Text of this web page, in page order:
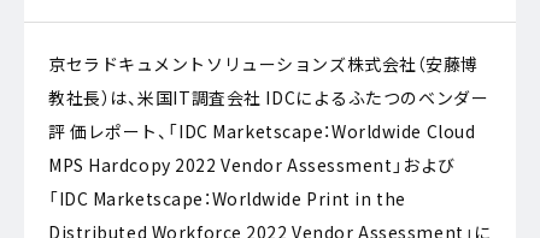
京セラドキュメントソリューションズ株式会社（安藤博
教社長）は、米国IT調査会社 IDCによるふたつのベンダー
評 価レポート、「IDC Marketscape：Worldwide Cloud
MPS Hardcopy 2022 Vendor Assessment」および
「IDC Marketscape：Worldwide Print in the
Distributed Workforce 2022 Vendor Assessment」に